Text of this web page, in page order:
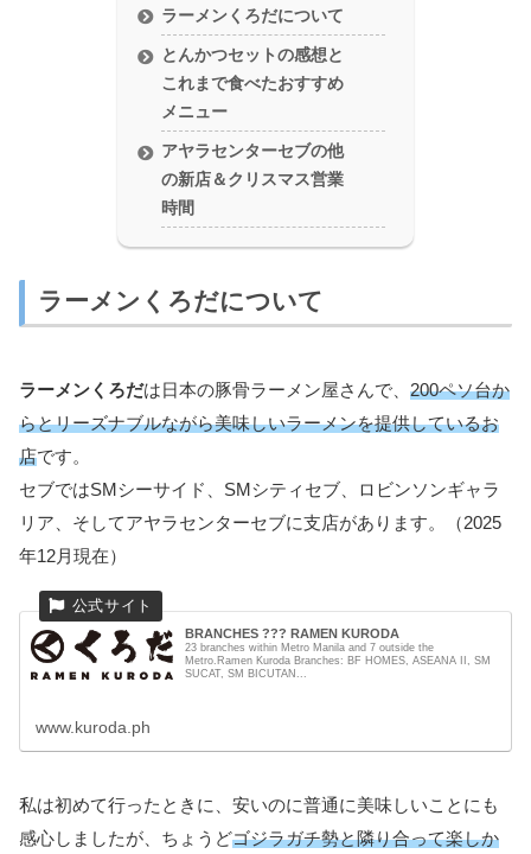
ラーメンくろだについて
とんかつセットの感想と
これまで食べたおすすめ
メニュー
アヤラセンターセブの他
の新店＆クリスマス営業
時間
ラーメンくろだについて
ラーメンくろだは日本の豚骨ラーメン屋さんで、 200ペソ台か
らとリーズナブルながら美味しいラーメンを提供しているお
店です。
セブではSMシーサイド、SMシティセブ、ロビンソンギャラ
リア、そしてアヤラセンターセブに支店があります。（2025
年12月現在）
BRANCHES ??? RAMEN KURODA
23 branches within Metro Manila and 7 outside the
Metro.Ramen Kuroda Branches: BF HOMES, ASEANA II, SM
SUCAT, SM BICUTAN...
www.kuroda.ph
私は初めて行ったときに、安いのに普通に美味しいことにも
感心しましたが、ちょうどゴジラガチ勢と隣り合って楽しか